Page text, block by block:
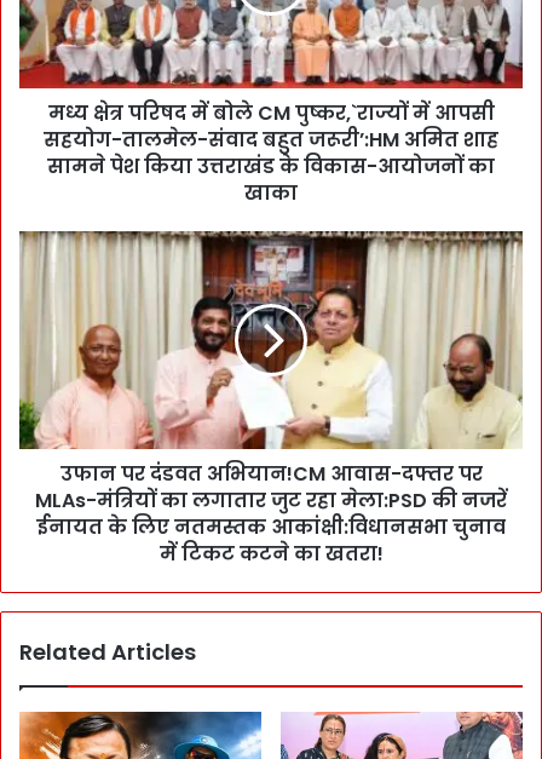
रि
ष
द
में
ष्क
आ
प
-
ल
ल
-
सं
मध्य क्षेत्र परिषद में बोले CM पुष्कर,`राज्यों में आपसी
सहयोग-तालमेल-संवाद बहुत जरूरी’:HM अमित शाह
सामने पेश किया उत्तराखंड के विकास-आयोजनों का
खाका
उ
ड
व
त
C
आ
-
द
उफान पर दंडवत अभियान!CM आवास-दफ्तर पर
MLAs-मंत्रियों का लगातार जुट रहा मेला:PSD की नजरें
ईनायत के लिए नतमस्तक आकांक्षी:विधानसभा चुनाव
में टिकट कटने का खतरा!
Related Articles